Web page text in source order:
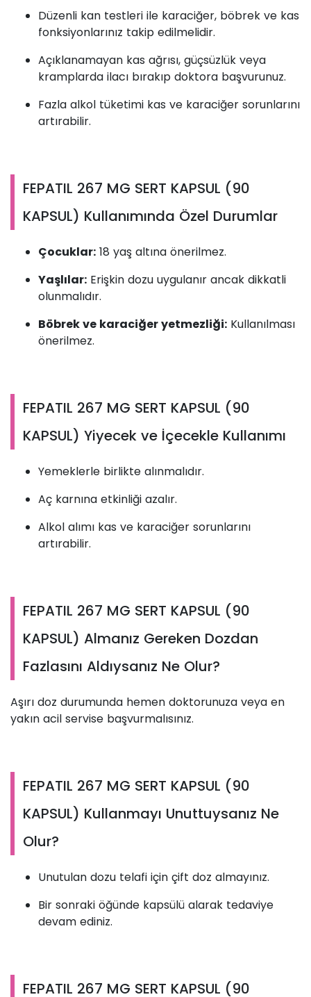
Düzenli kan testleri ile karaciğer, böbrek ve kas
fonksiyonlarınız takip edilmelidir.
Açıklanamayan kas ağrısı, güçsüzlük veya
kramplarda ilacı bırakıp doktora başvurunuz.
Fazla alkol tüketimi kas ve karaciğer sorunlarını
artırabilir.
FEPATIL 267 MG SERT KAPSUL (90
KAPSUL) Kullanımında Özel Durumlar
Çocuklar: 18 yaş altına önerilmez.
Yaşlılar: Erişkin dozu uygulanır ancak dikkatli
olunmalıdır.
Böbrek ve karaciğer yetmezliği: Kullanılması
önerilmez.
FEPATIL 267 MG SERT KAPSUL (90
KAPSUL) Yiyecek ve İçecekle Kullanımı
Yemeklerle birlikte alınmalıdır.
Aç karnına etkinliği azalır.
Alkol alımı kas ve karaciğer sorunlarını
artırabilir.
FEPATIL 267 MG SERT KAPSUL (90
KAPSUL) Almanız Gereken Dozdan
Fazlasını Aldıysanız Ne Olur?
Aşırı doz durumunda hemen doktorunuza veya en
yakın acil servise başvurmalısınız.
FEPATIL 267 MG SERT KAPSUL (90
KAPSUL) Kullanmayı Unuttuysanız Ne
Olur?
Unutulan dozu telafi için çift doz almayınız.
Bir sonraki öğünde kapsülü alarak tedaviye
devam ediniz.
FEPATIL 267 MG SERT KAPSUL (90